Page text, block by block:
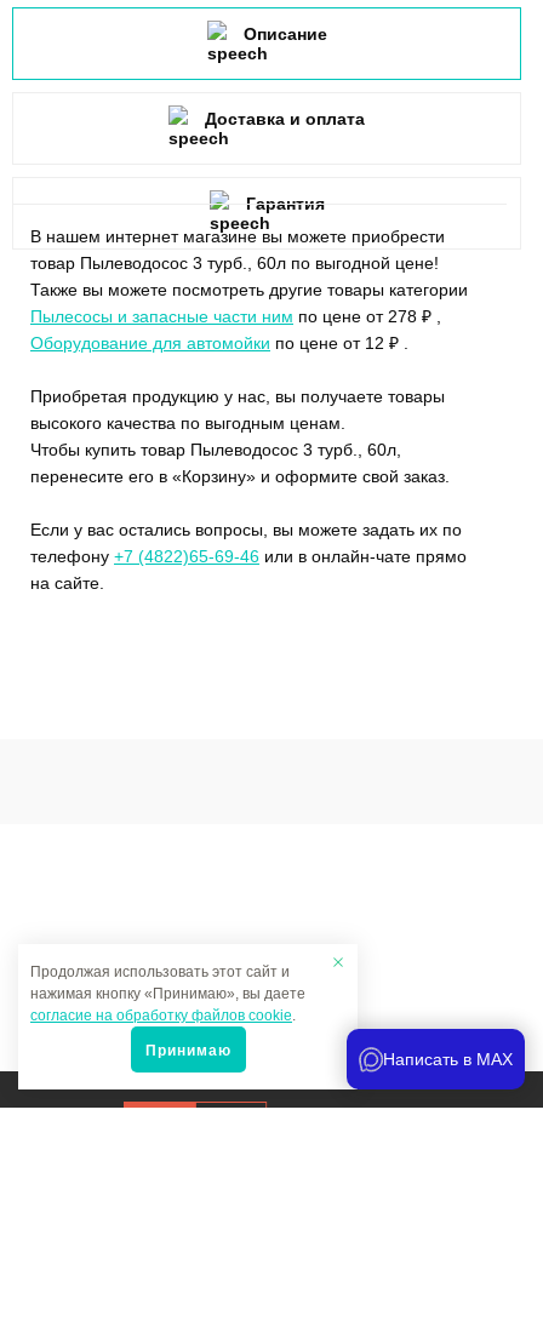
Описание
В нашем интернет магазине вы можете приобрести
товар Пылеводосос 3 турб., 60л по выгодной цене!
Также вы можете посмотреть другие товары категории
Пылесосы и запасные части ним по цене от 278 ₽ ,
Оборудование для автомойки по цене от 12 ₽ .
Приобретая продукцию у нас, вы получаете товары
высокого качества по выгодным ценам.
Чтобы купить товар Пылеводосос 3 турб., 60л,
перенесите его в «Корзину» и оформите свой заказ.
Если у вас остались вопросы, вы можете задать их по
телефону +7 (4822)65-69-46 или в онлайн-чате прямо
на сайте.
Доставка и оплата
Гарантия
Продвижение сайта
Продолжая использовать этот сайт и
нажимая кнопку «Принимаю», вы даете
согласие на обработку файлов cookie.
Принимаю Написать в MAX